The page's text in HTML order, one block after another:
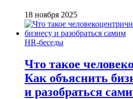
18 ноября 2025
HR-беседы
Что такое
Как объяснить
и разобраться